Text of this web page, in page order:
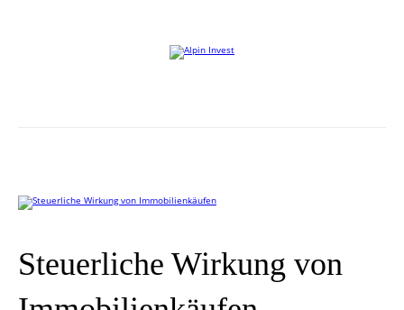
Steuerliche Wirkung von